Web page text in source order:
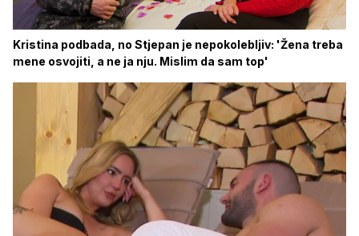
Kristina podbada, no Stjepan je nepokolebljiv: 'Žena treba
mene osvojiti, a ne ja nju. Mislim da sam top'